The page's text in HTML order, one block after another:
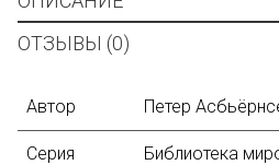
ОТЗЫВЫ (0)
Автор Петер
Серия Библиотека